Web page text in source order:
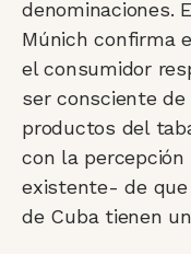
denominaciones.
Múnich confirma
el consumidor
ser consciente
productos del
con la
existente- de
de Cuba tienen